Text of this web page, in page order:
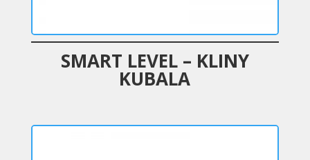
SMART LEVEL – KLINY
KUBALA